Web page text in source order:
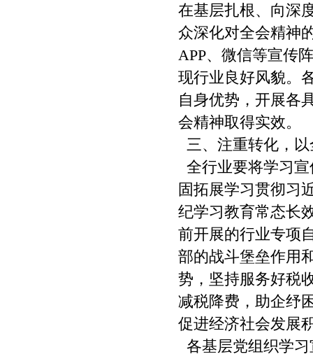
在基层扎根、向深
众深化对全会精神
APP、微信等宣传
现行业良好风貌。
自身优势，开展各
会精神取得实效。
三、注重转化，
全行业要将学习
固拓展学习贯彻习
纪学习教育常态长
前开展的行业专项
部的战斗堡垒作用
势，坚持服务好税
减税降费，助企纾
促进经济社会发展
各基层党组织学